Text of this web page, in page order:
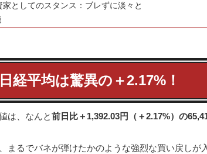
家としてのスタンス：ブレずに淡々と
経平均は驚異の＋2.17%！
は、なんと前日比＋1,392.03円（＋2.17%）の
まるでバネが弾けたかのような強烈な買い戻しが